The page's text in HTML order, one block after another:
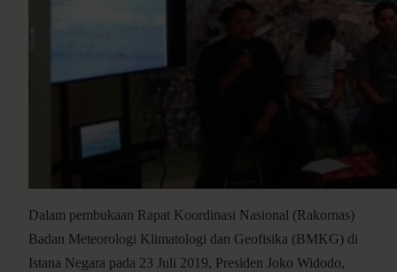
Dalam pembukaan Rapat Koordinasi Nasional (Rakornas)
Badan Meteorologi Klimatologi dan Geofisika (BMKG) di
Istana Negara pada 23 Juli 2019, Presiden Joko Widodo,